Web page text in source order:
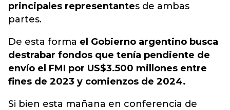
principales representantes de ambas
partes.
De esta forma el Gobierno argentino busca
destrabar fondos que tenía pendiente de
envío el FMI por US$3.500 millones entre
fines de 2023 y comienzos de 2024.
Si bien esta mañana en conferencia de